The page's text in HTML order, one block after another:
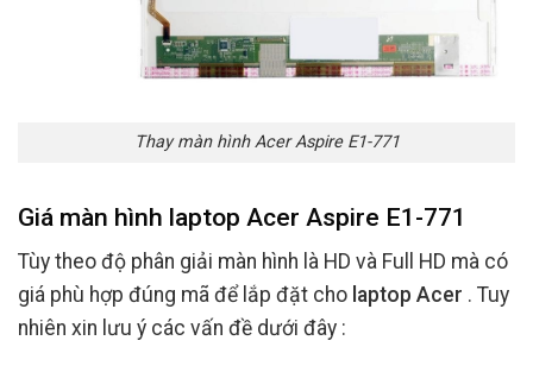
Thay màn hình Acer Aspire E1-771
Giá màn hình laptop Acer Aspire E1-771
Tùy theo độ phân giải màn hình là HD và Full HD mà có
giá phù hợp đúng mã để lắp đặt cho laptop Acer . Tuy
nhiên xin lưu ý các vấn đề dưới đây :